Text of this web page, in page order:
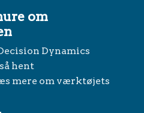
om
Dynamics
hent
mere om værktøjets